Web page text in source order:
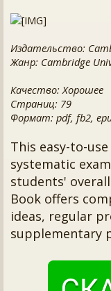
Издательство:
Жанр: Cambridge
Качество: Хорошее
Страниц: 79
Формат: pdf, fb2,
This easy-to-
systematic
students'
Book offers
ideas, regular
supplementary